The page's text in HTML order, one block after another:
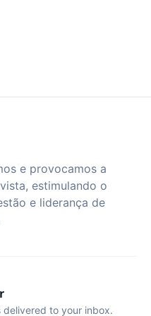
e provocamos a
estimulando o
e liderança de
to your inbox.